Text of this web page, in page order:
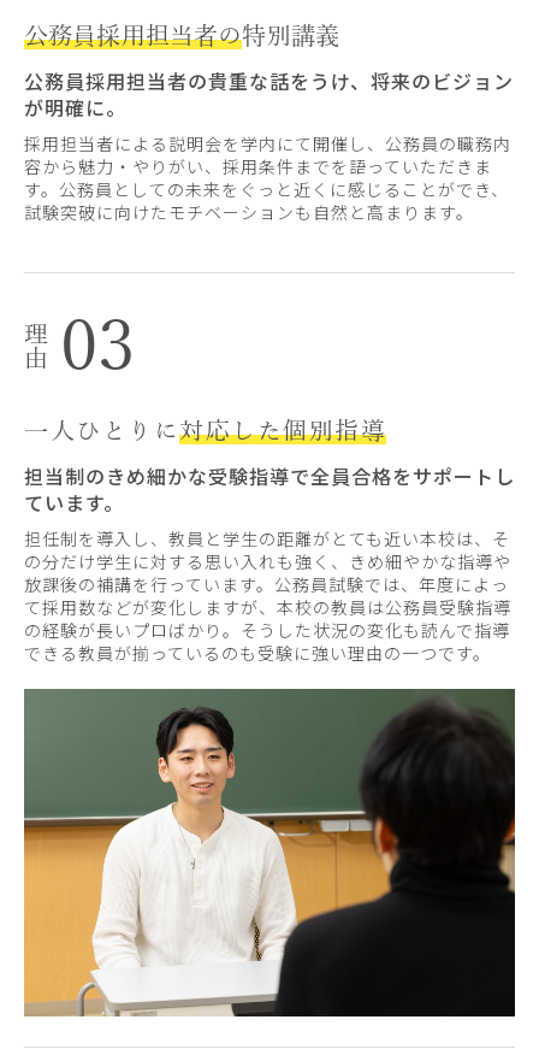
公務員採用担当者の特別講義
公務員採用担当者の貴重な話をうけ、将来のビジョン
が明確に。
採用担当者による説明会を学内にて開催し、公務員の職務内
容から魅力・やりがい、採用条件までを語っていただきま
す。公務員としての未来をぐっと近くに感じることができ、
試験突破に向けたモチベーションも自然と高まります。
03
一人ひとりに対応した個別指導
担当制のきめ細かな受験指導で全員合格をサポートし
ています。
担任制を導入し、教員と学生の距離がとても近い本校は、そ
の分だけ学生に対する思い入れも強く、きめ細やかな指導や
放課後の補講を行っています。公務員試験では、年度によっ
て採用数などが変化しますが、本校の教員は公務員受験指導
の経験が長いプロばかり。そうした状況の変化も読んで指導
できる教員が揃っているのも受験に強い理由の一つです。